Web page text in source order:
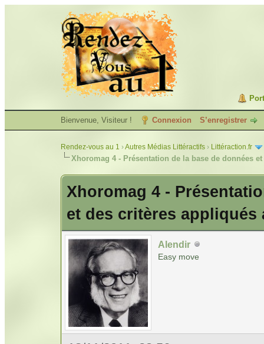
Bienvenue, Visiteur ! Connexion S’enregistrer
Rendez-vous au 1 ›Autres Médias Littéractifs › Littéraction.fr
Xhoromag 4 - Présentation de la base de données
Xhoromag 4 -
et des critères appliqués
Alendir
Easy move